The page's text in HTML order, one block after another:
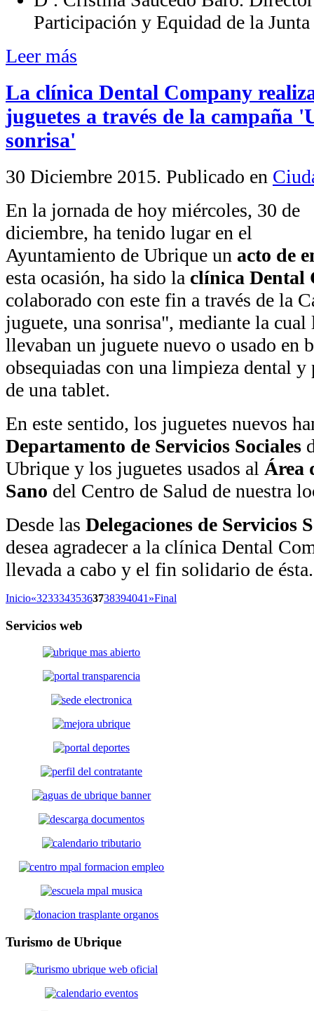
Participación y Equidad de la
Leer más
La clínica Dental Company
juguetes a través de la campaña
sonrisa'
30 Diciembre 2015. Publicado en
En la jornada de hoy miércoles, 30 de
diciembre, ha tenido lugar en el
Ayuntamiento de Ubrique un acto de
esta ocasión, ha sido la clínica Dental
colaborado con este fin a través de la
juguete, una sonrisa", mediante la cual
llevaban un juguete nuevo o usado en
obsequiadas con una limpieza dental
de una tablet.
En este sentido, los juguetes nuevos
Departamento de Servicios Sociales
Ubrique y los juguetes usados al Área
Sano del Centro de Salud de nuestra
Desde las Delegaciones de Servicios
desea agradecer a la clínica Dental
llevada a cabo y el fin solidario de ésta.
Inicio«32333435363738394041 »Final
Servicios web
Turismo de Ubrique